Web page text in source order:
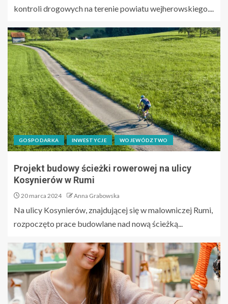
kontroli drogowych na terenie powiatu wejherowskiego....
GOSPODARKA INWESTYCJE WOJEWÓDZTWO
Projekt budowy ścieżki rowerowej na ulicy
Kosynierów w Rumi
20 marca 2024 Anna Grabowska
Na ulicy Kosynierów, znajdującej się w malowniczej Rumi,
rozpoczęto prace budowlane nad nową ścieżką...